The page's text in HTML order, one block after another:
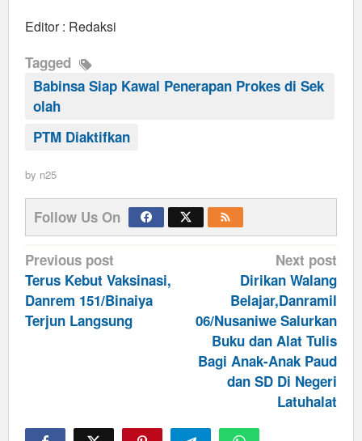
Editor : Redaksi
Tagged
Babinsa Siap Kawal Penerapan Prokes di Sek
olah
PTM Diaktifkan
by n25
Follow Us On
Post
navigation
Previous post
Terus Kebut Vaksinasi,
Danrem 151/Binaiya
Terjun Langsung
Next post
Dirikan Walang
Belajar,Danramil
06/Nusaniwe Salurkan
Buku dan Alat Tulis
Bagi Anak-Anak Paud
dan SD Di Negeri
Latuhalat